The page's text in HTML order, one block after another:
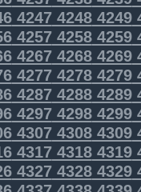
424742484249
425742584259
426742684269
427742784279
428742884289
429742984299
430743084309
431743184319
432743284329